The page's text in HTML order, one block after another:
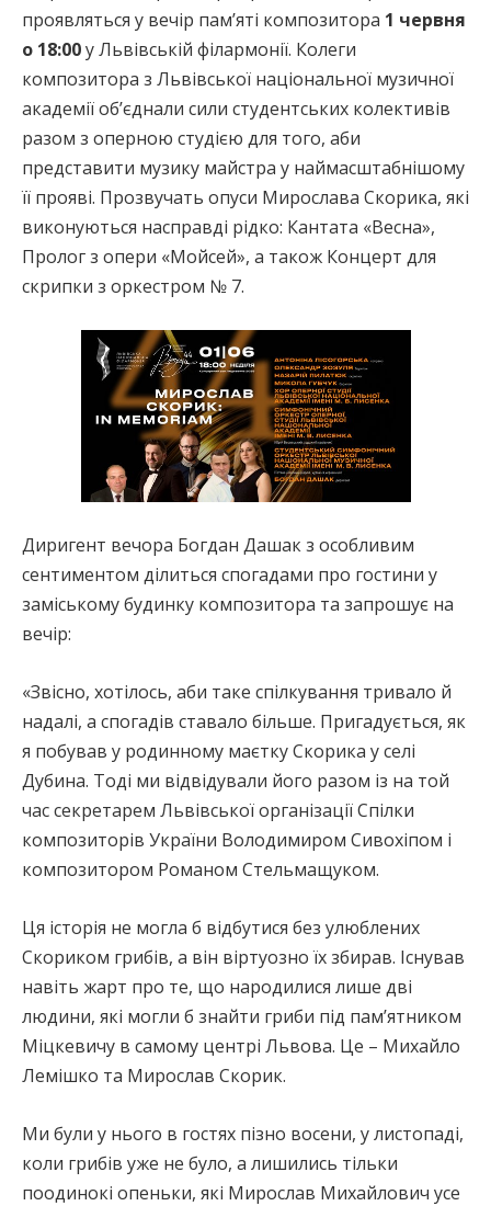
проявляться у вечір памʼяті композитора 1 червня
о 18:00у Львівській філармонії. Колеги
композитора з Львівської національної музичної
академії обʼєднали сили студентських колективів
разом з оперною студією для того, аби
представити музику майстра у наймасштабнішому
її прояві. Прозвучать опуси Мирослава Скорика, які
виконуються насправді рідко: Кантата «Весна»,
Пролог з опери «Мойсей», а також Концерт для
скрипки з оркестром № 7.
Диригент вечора Богдан Дашак з особливим
сентиментом ділиться спогадами про гостини у
заміському будинку композитора та запрошує на
вечір:
«Звісно, хотілось, аби таке спілкування тривало й
надалі, а спогадів ставало більше. Пригадується, як
я побував у родинному маєтку Скорика у селі
Дубина. Тоді ми відвідували його разом із на той
час секретарем Львівської організації Спілки
композиторів України Володимиром Сивохіпом і
композитором Романом Стельмащуком.
Ця історія не могла б відбутися без улюблених
Скориком грибів, а він віртуозно їх збирав. Існував
навіть жарт про те, що народилися лише дві
людини, які могли б знайти гриби під пам’ятником
Міцкевичу в самому центрі Львова. Це – Михайло
Лемішко та Мирослав Скорик.
Ми були у нього в гостях пізно восени, у листопаді,
коли грибів уже не було, а лишились тільки
поодинокі опеньки, які Мирослав Михайлович усе